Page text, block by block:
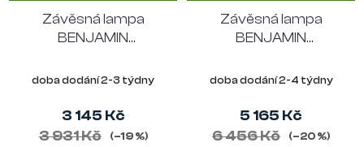
Závěsná lampa
BENJAMIN
černá
doba dodání 2-3 týdny
3 145 Kč
3 931 Kč
(–19 %)
Závěsná lampa
BENJAMIN
bílá
doba dodání 2-4 týdny
5 165 Kč
6 456 Kč
(–20 %)